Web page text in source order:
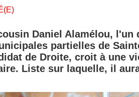
Daniel Alamélou, l'un
partielles de
de Droite, croit à une
Liste sur laquelle, il